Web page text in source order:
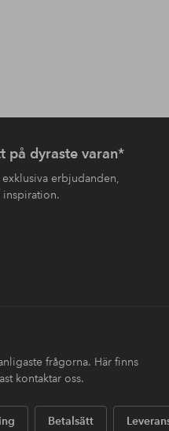
på dyraste varan*
erbjudanden,
inspiration.
frågorna. Här finns
kontaktar oss.
Betalsätt